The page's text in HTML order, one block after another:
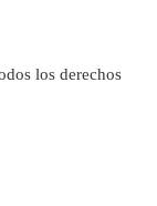
los derechos